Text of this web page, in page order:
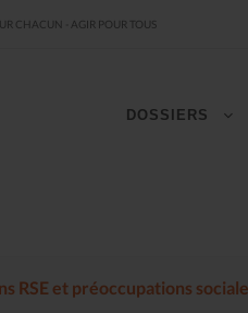
CHACUN - AGIR POUR TOUS
DOSSIERS
RSE et préoccupations